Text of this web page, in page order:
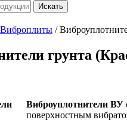
Искать
Виброплиты /
грунта
Виброуплотнители ВУ
поверхностным